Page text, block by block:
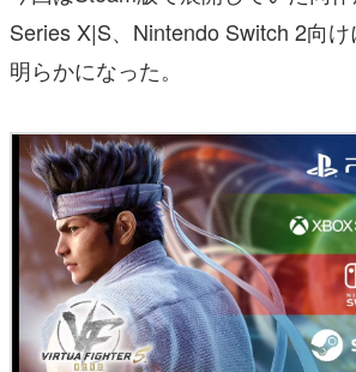
Series X|S、Nintendo Switch 2向
明らかになった。